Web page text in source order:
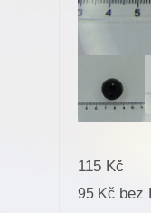
115 Kč
95 Kč bez